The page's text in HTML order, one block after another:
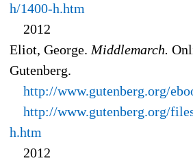
h/1400-h.htm
2012
Eliot, George. Middlemarch.
Gutenberg.
http://www.gutenberg.org/
http://www.gutenberg.org/
h.htm
2012